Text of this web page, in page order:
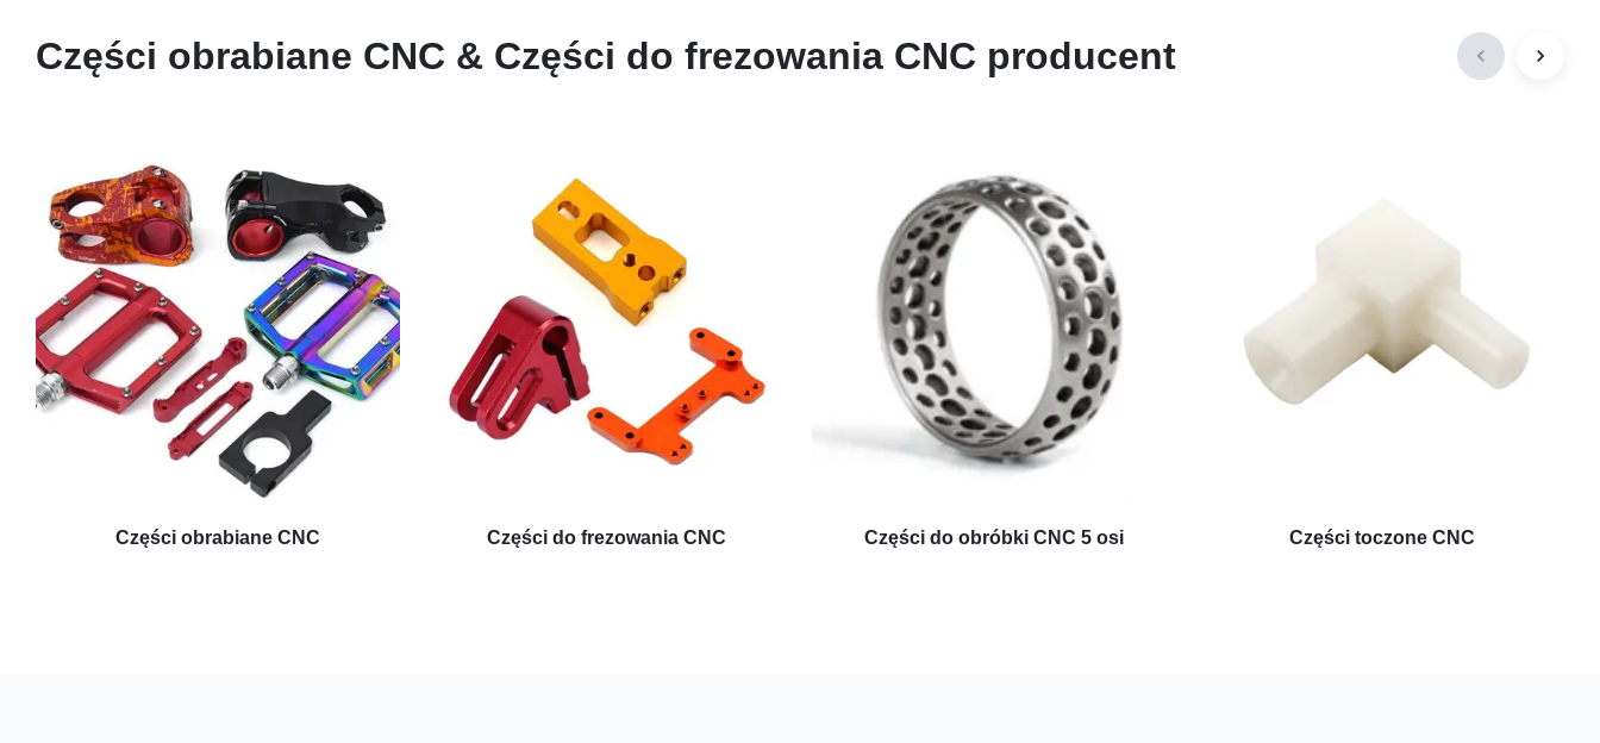
Części obrabiane CNC & Części do frezowania CNC producent
Części obrabiane CNC Części do frezowania CNC Części do obróbki CNC 5 osi Części toczone CNC